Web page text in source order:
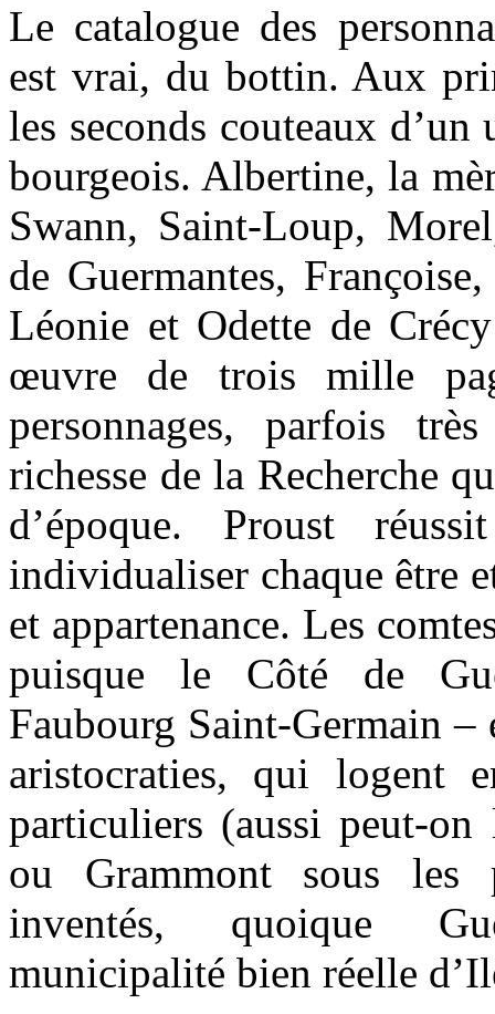
Le catalogue des
est vrai, du bottin. Aux
les seconds couteaux
bourgeois. Albertine, la
Swann, Saint-Loup,
de Guermantes,
Léonie et Odette de
œuvre de trois mille
personnages, parfois
richesse de la Recherche
d’époque. Proust
individualiser chaque être
et appartenance. Les
puisque le Côté de
Faubourg Saint-Germain –
aristocraties, qui logent
particuliers (aussi peut-
ou Grammont sous les
inventés, quoique
municipalité bien réelle